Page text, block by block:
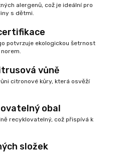
alergenů, což je ideální pro
s dětmi.
potvrzuje ekologickou šetrnost
vůně
citronové kůry, která osvěží
obal
recyklovatelný, což přispívá k
složek